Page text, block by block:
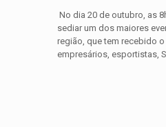
No dia 20 de outubro, as
sediar um dos maiores
região, que tem recebido
empresários, esportistas,